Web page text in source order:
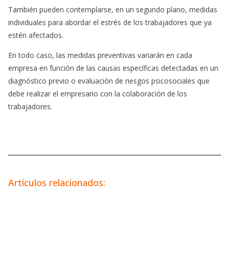
También pueden contemplarse, en un segundo plano, medidas
individuales para abordar el estrés de los trabajadores que ya
estén afectados.
En todo caso, las medidas preventivas variarán en cada
empresa en función de las causas específicas detectadas en un
diagnóstico previo o evaluación de riesgos psicosociales que
debe realizar el empresario con la colaboración de los
trabajadores.
Artículos relacionados: